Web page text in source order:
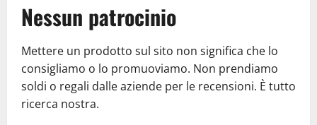
Nessun patrocinio
Mettere un prodotto sul sito non significa che lo
consigliamo o lo promuoviamo. Non prendiamo
soldi o regali dalle aziende per le recensioni. È tutto
ricerca nostra.